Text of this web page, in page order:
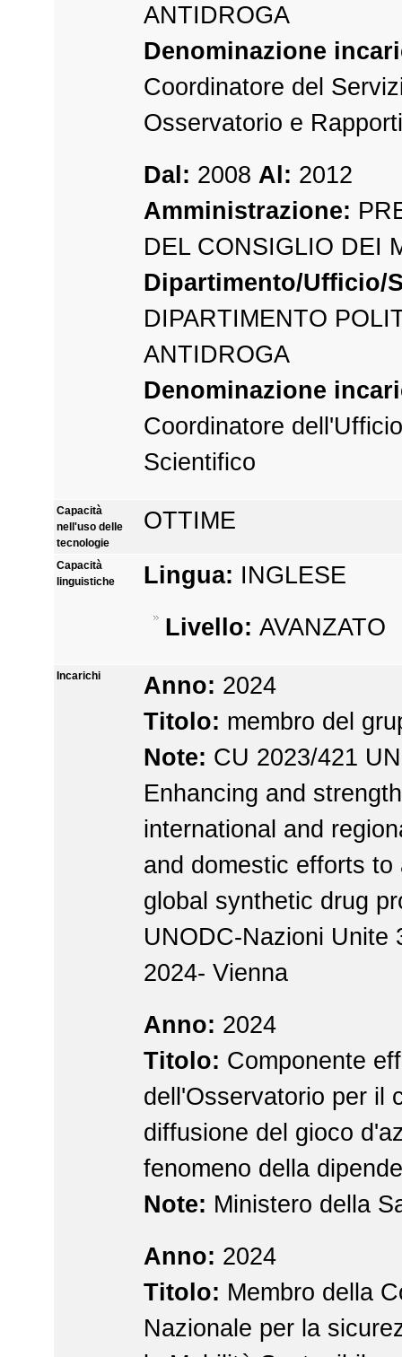
ANTIDROGA
Denominazione
Coordinatore del
Osservatorio e
Dal: 2008 Al: 2012
Amministrazione:
DEL CONSIGLIO DEI
Dipartimento/Ufficio/
DIPARTIMENTO
ANTIDROGA
Denominazione
Coordinatore
Scientifico
Capacità
nell'uso delle
tecnologie
OTTIME
Capacità
linguistiche
Lingua: INGLESE
Livello: AVANZATO
Incarichi Anno: 2024
Titolo: membro del
Note: CU 2023/421
Enhancing and
international and
and domestic efforts to
global synthetic drug
UNODC-Nazioni Unite
2024- Vienna
Anno: 2024
Titolo: Componente
dell'Osservatorio per il
diffusione del gioco
fenomeno della
Note: Ministero della
Anno: 2024
Titolo: Membro della
Nazionale per la